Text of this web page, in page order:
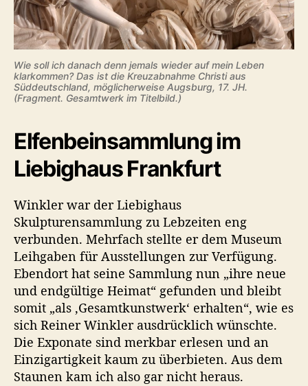
Wie soll ich danach denn jemals wieder auf mein Leben
klarkommen? Das ist die Kreuzabnahme Christi aus
Süddeutschland, möglicherweise Augsburg, 17. JH.
(Fragment. Gesamtwerk im Titelbild.)
Elfenbeinsammlung im
Liebighaus Frankfurt
Winkler war der Liebighaus
Skulpturensammlung zu Lebzeiten eng
verbunden. Mehrfach stellte er dem Museum
Leihgaben für Ausstellungen zur Verfügung.
Ebendort hat seine Sammlung nun „ihre neue
und endgültige Heimat“ gefunden und bleibt
somit „als ,Gesamtkunstwerk‘ erhalten“, wie es
sich Reiner Winkler ausdrücklich wünschte.
Die Exponate sind merkbar erlesen und an
Einzigartigkeit kaum zu überbieten. Aus dem
Staunen kam ich also gar nicht heraus.